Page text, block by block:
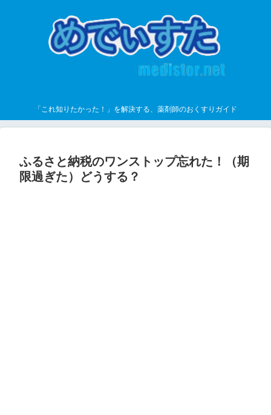
「これ知りたかった！」を解決する、薬剤師のおくすりガイド
ふるさと納税のワンストップ忘れた！（期
限過ぎた）どうする？